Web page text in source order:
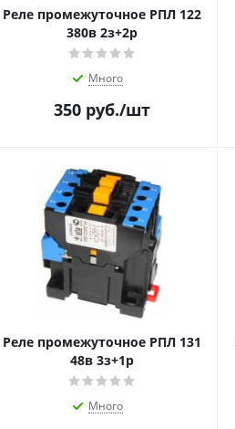
Реле промежуточное РПЛ 122
380в 2з+2р
Много
350 руб./шт
Реле промежуточное РПЛ 131
48в 3з+1р
Много